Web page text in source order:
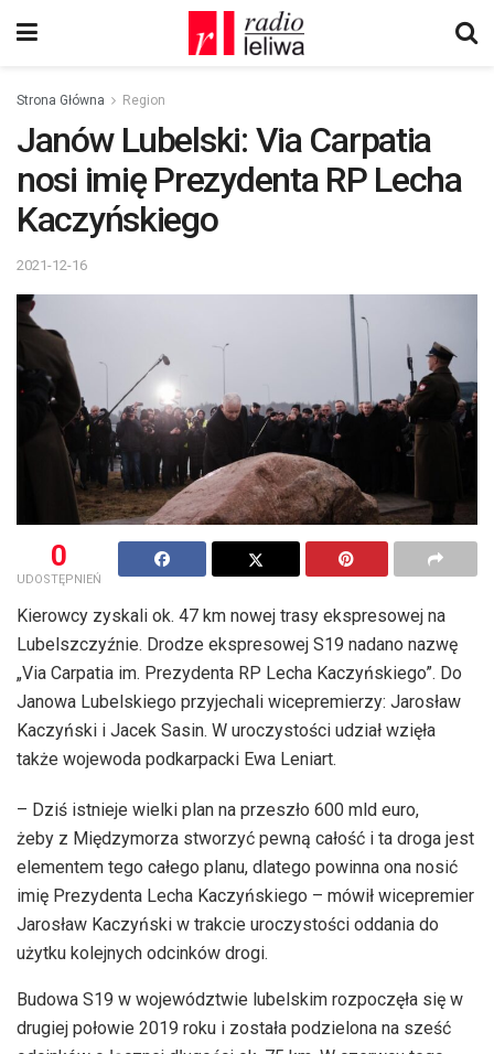
Strona Główna Region
Janów Lubelski: Via Carpatia
nosi imię Prezydenta RP Lecha
Kaczyńskiego
2021-12-16
0
UDOSTĘPNIEŃ
Kierowcy zyskali ok. 47 km nowej trasy ekspresowej na
Lubelszczyźnie. Drodze ekspresowej S19 nadano nazwę
„Via Carpatia im. Prezydenta RP Lecha Kaczyńskiego”. Do
Janowa Lubelskiego przyjechali wicepremierzy: Jarosław
Kaczyński i Jacek Sasin. W uroczystości udział wzięła
także wojewoda podkarpacki Ewa Leniart.
– Dziś istnieje wielki plan na przeszło 600 mld euro,
żeby z Międzymorza stworzyć pewną całość i ta droga jest
elementem tego całego planu, dlatego powinna ona nosić
imię Prezydenta Lecha Kaczyńskiego – mówił wicepremier
Jarosław Kaczyński w trakcie uroczystości oddania do
użytku kolejnych odcinków drogi.
Budowa S19 w województwie lubelskim rozpoczęła się w
drugiej połowie 2019 roku i została podzielona na sześć